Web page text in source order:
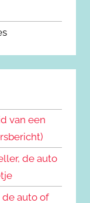
van een
de auto
de auto of